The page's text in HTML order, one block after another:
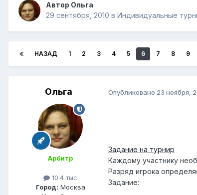
Автор Ольга
29 сентября, 2010 в Индивидуальные
НАЗАД 1 2 3 4 5 6 7 8 9
Ольга
Арбитр
10.4 тыс
Город: Москва
Опубликовано 23 ноября,
Задание на турнир
Каждому участнику
Разряд игрока
Задание: